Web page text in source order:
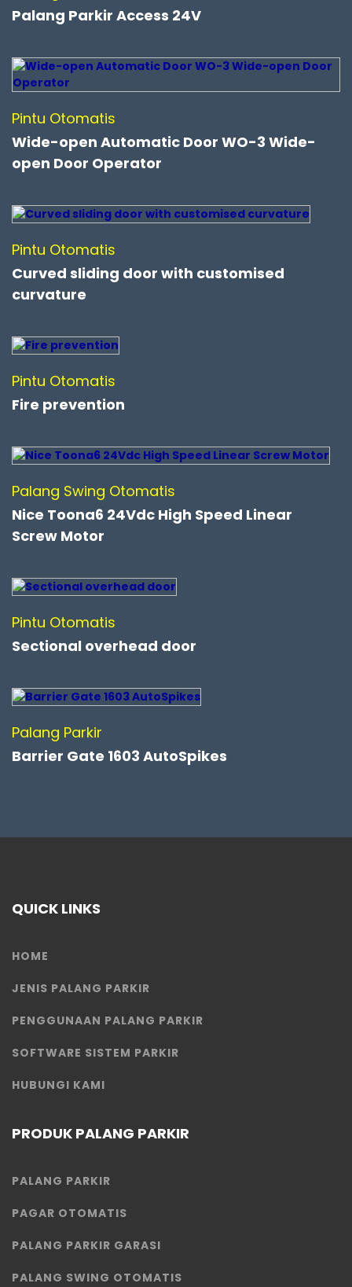
Palang Parkir Access 24V
Pintu Otomatis
Wide-open Automatic Door WO-3 Wide-
open Door Operator
Pintu Otomatis
Curved sliding door with customised
curvature
Pintu Otomatis
Fire prevention
Palang Swing Otomatis
Nice Toona6 24Vdc High Speed Linear
Screw Motor
Pintu Otomatis
Sectional overhead door
Palang Parkir
Barrier Gate 1603 AutoSpikes
QUICK LINKS
HOME
JENIS PALANG PARKIR
PENGGUNAAN PALANG PARKIR
SOFTWARE SISTEM PARKIR
HUBUNGI KAMI
PRODUK PALANG PARKIR
PALANG PARKIR
PAGAR OTOMATIS
PALANG PARKIR GARASI
PALANG SWING OTOMATIS